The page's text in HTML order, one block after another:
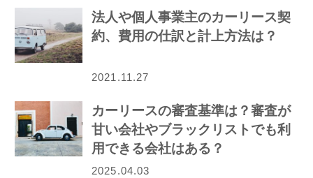
法人や個人事業主のカーリース契
約、費用の仕訳と計上方法は？
2021.11.27
カーリースの審査基準は？審査が
甘い会社やブラックリストでも利
用できる会社はある？
2025.04.03